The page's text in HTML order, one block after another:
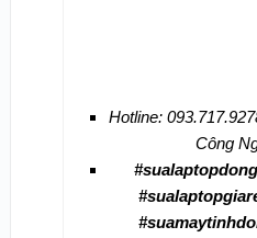
Hotline:
Công